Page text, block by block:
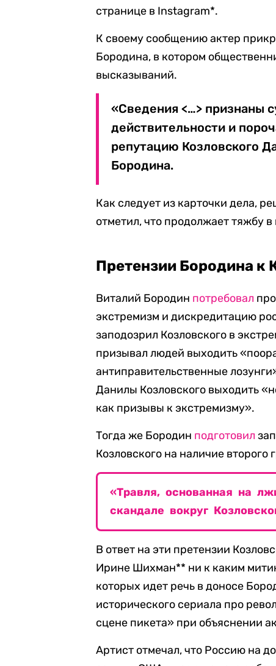
странице в Instagram*.
К своему сообщению актер
Бородина, в котором
высказываний.
«Сведения <…> признаны
действительности и
репутацию Козловского
Бородина.
Как следует из карточки дела,
отметил, что продолжает тяжбу в
Претензии Бородина к
Виталий Бородин потребовал
экстремизм и дискредитацию
заподозрил Козловского в
призывал людей выходить
антиправительственные
Данилы Козловского выходить
как призывы к экстремизму».
Тогда же Бородин подготовил
Козловского на наличие
«Травля, основанная на
скандале вокруг
В ответ на эти претензии
Ирине Шихман** ни к каким
которых идет речь в доносе
исторического сериала про
сцене пикета» при объяснении
Артист отмечал, что Россию на